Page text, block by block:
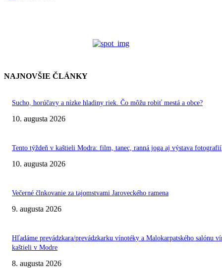
NAJNOVŠIE ČLÁNKY
Sucho, horúčavy a nízke hladiny riek. Čo môžu robiť mestá a obce?
10. augusta 2026
Tento týždeň v kaštieli Modra: film, tanec, ranná joga aj výstava fotografií
10. augusta 2026
Večerné člnkovanie za tajomstvami Jaroveckého ramena
9. augusta 2026
Hľadáme prevádzkara/prevádzkarku vínotéky a Malokarpatského salónu
kaštieli v Modre
8. augusta 2026